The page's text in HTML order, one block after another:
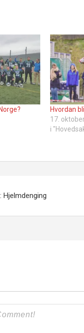
Hvordan
17.
i
Hjelmdenging